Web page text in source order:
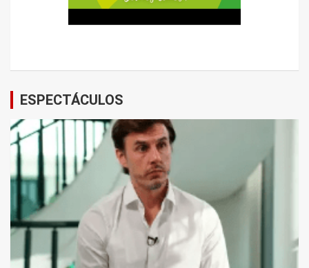
ESPECTÁCULOS